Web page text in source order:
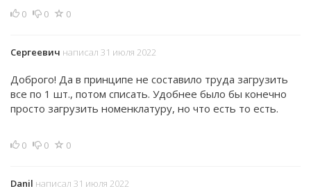
0 0 0
Сергеевич написал 31 июля 2022
Доброго! Да в принципе не составило труда загрузить
все по 1 шт., потом списать. Удобнее было бы конечно
просто загрузить номенклатуру, но что есть то есть.
0 0 0
Danil написал 31 июля 2022